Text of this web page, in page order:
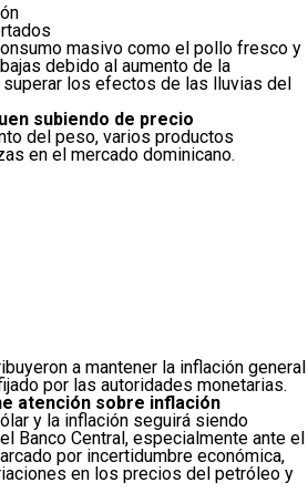
masivo como el pollo fresco y
debido al aumento de la
los efectos de las lluvias del
subiendo de precio
del peso, varios productos
en el mercado dominicano.
a mantener la inflación general
por las autoridades monetarias.
atención sobre inflación
y la inflación seguirá siendo
Banco Central, especialmente ante el
por incertidumbre económica,
en los precios del petróleo y